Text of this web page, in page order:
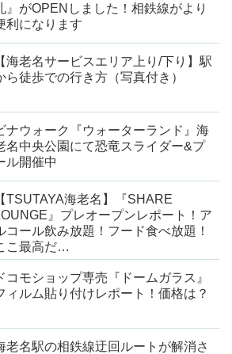
』がOPENしました！相鉄線がより
利になります
【海老名サービスエリア上り/下り】駅
ら徒歩での行き方（写真付き）
ナウォーク『ウォーターランド』海
名中央公園にて恐竜スライダー&プ
ル開催中
【TSUTAYA海老名】『SHARE
』プレオープンレポート！ア
コール飲み放題！フード食べ放題！
こ最高だ…
コモショップ専売『ドームガラス』
ィルム貼り付けレポート！価格は？
老名駅の相鉄線迂回ルートが解消さ